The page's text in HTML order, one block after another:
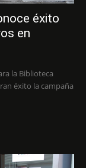
éxito
en
la Biblioteca